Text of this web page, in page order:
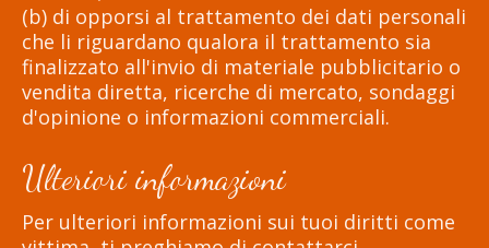
(b) di opporsi al trattamento dei dati personali
che li riguardano qualora il trattamento sia
finalizzato all'invio di materiale pubblicitario o
vendita diretta, ricerche di mercato, sondaggi
d'opinione o informazioni commerciali.
Ulteriori informazioni
Per ulteriori informazioni sui tuoi diritti come